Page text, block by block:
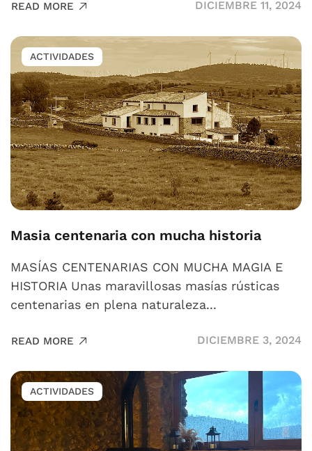
READ MORE DICIEMBRE 11, 2024
ACTIVIDADES
Masia centenaria con mucha historia
MASÍAS CENTENARIAS CON MUCHA MAGIA E
HISTORIA Unas maravillosas masías rústicas
centenarias en plena naturaleza...
READ MORE DICIEMBRE 3, 2024
ACTIVIDADES